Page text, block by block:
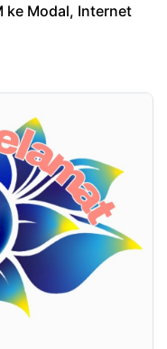
ke Modal, Internet